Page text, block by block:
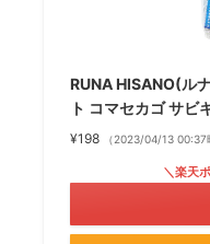
RUNA HISANO(ル
ト コマセカゴ サビ
¥198 （2023/04/13 00:37
＼楽天